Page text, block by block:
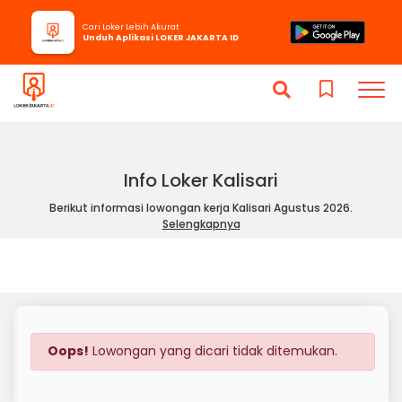
Info Loker Kalisari
Berikut informasi lowongan kerja Kalisari Agustus 2026.
Selengkapnya
Cari Loker Lebih Akurat
Unduh Aplikasi LOKER JAKARTA ID
Oops! Lowongan yang dicari tidak ditemukan.